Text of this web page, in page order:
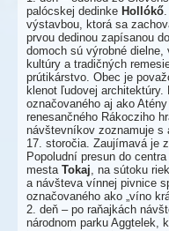
palócskej dedinke Hollókő
výstavbou, ktorá sa
prvou dedinou zapísanou
domoch sú výrobné
kultúry a tradičných
prútikárstvo. Obec je
klenot ľudovej architektúry.
označovaného aj ako
renesančného Rákocziho
návštevníkov zoznamuje s
17. storočia. Zaujímavá je
Popoludní presun do
mesta Tokaj, na sútoku
a návšteva vínnej pivnice
označovaného ako „víno
2. deň – po raňajkách
národnom parku Aggtelek,